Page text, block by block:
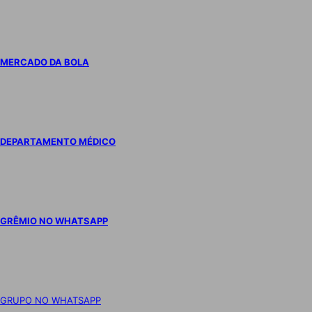
MERCADO DA BOLA
DEPARTAMENTO MÉDICO
GRÊMIO NO WHATSAPP
GRUPO NO WHATSAPP